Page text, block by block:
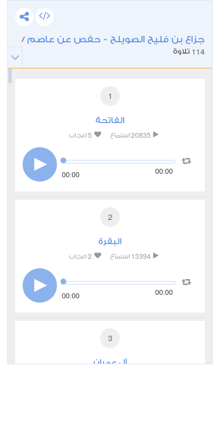
جزاع بن فليح الصويلح - حفص عن عاصم /
114 تلاوة
1
الفاتحة
20835 استماع 5 اعجاب
00:00 00:00
2
البقرة
13394 استماع 2 اعجاب
00:00 00:00
3
آل عمران